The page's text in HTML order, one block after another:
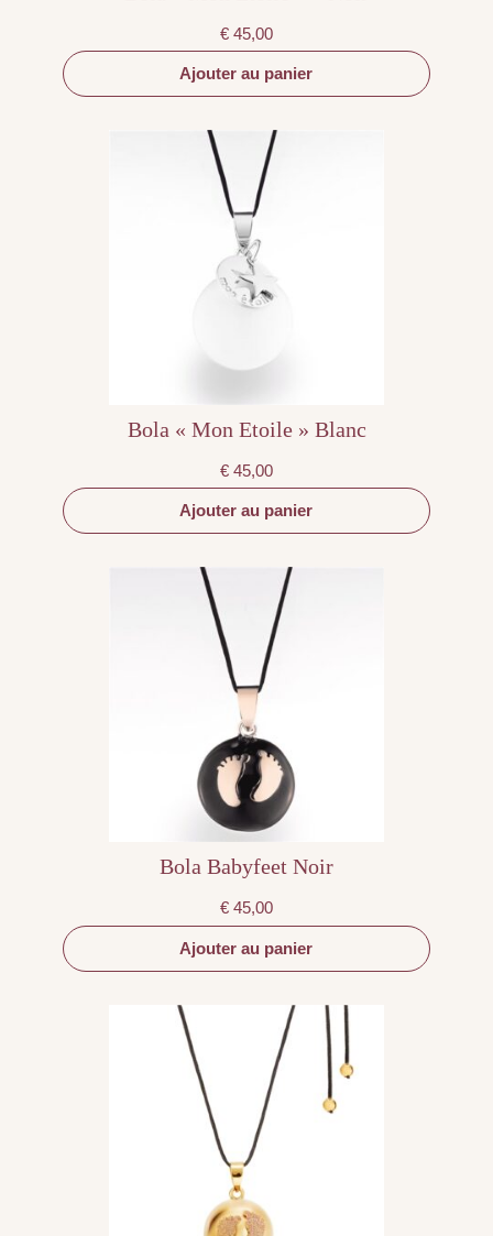
€ 45,00
Ajouter au panier
Bola « Mon Etoile » Blanc
€ 45,00
Ajouter au panier
Bola Babyfeet Noir
€ 45,00
Ajouter au panier